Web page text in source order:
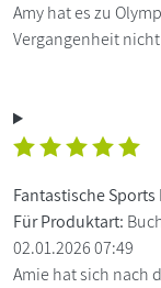
Amy hat es zu
Vergangenheit
Fantastische Sports
Für Produktart:
02.01.2026 07:49
Amie hat sich nach